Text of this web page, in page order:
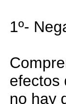
1º-
efectos
no hay